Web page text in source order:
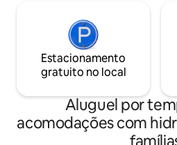
Estacionamento
gratuito no local
Aluguel por
acomodações com